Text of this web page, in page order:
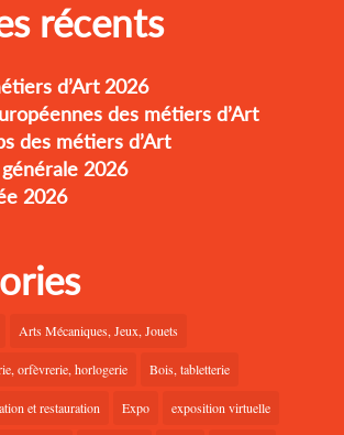
récents
d’Art 2026
des métiers d’Art
2026
2026
Arts Mécaniques, Jeux, Jouets
orfèvrerie, horlogerie Bois, tabletterie
et restauration Expo exposition virtuelle